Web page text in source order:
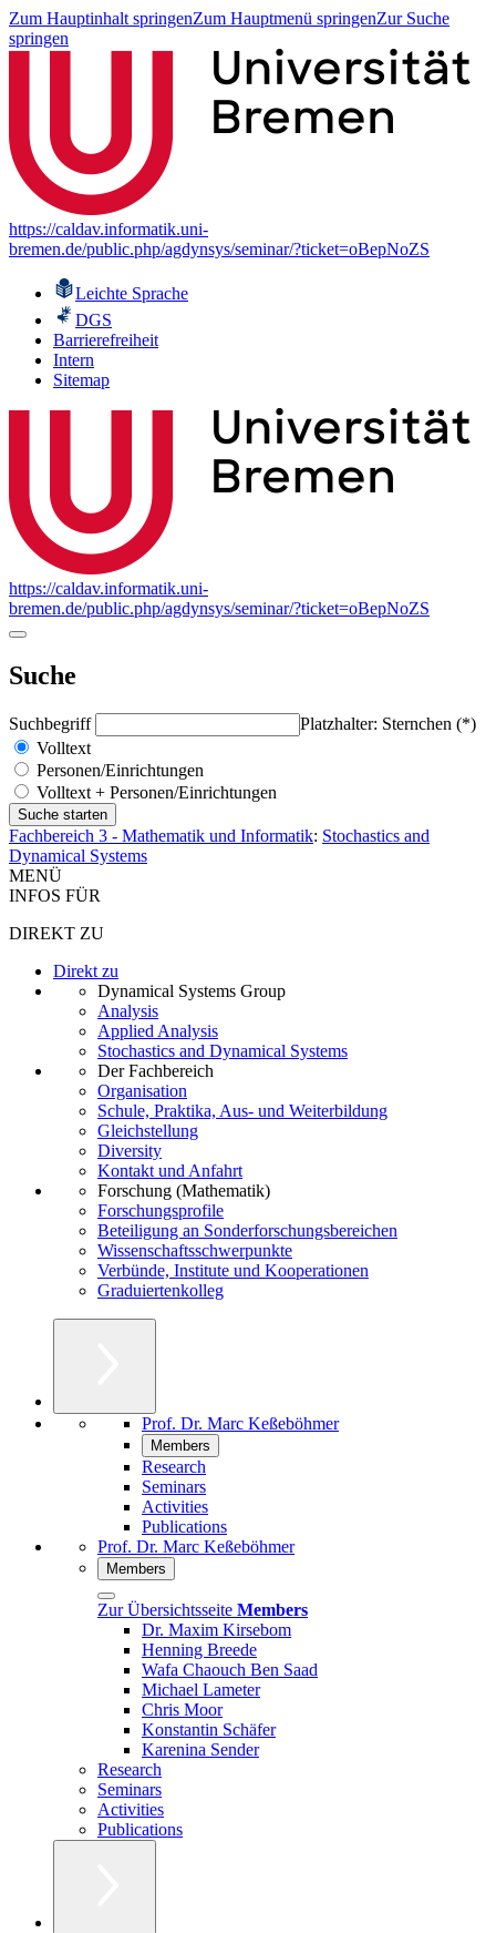
Zum Hauptinhalt springenZum Hauptmenü springenZur Suche
springen
https://caldav.informatik.uni-
bremen.de/public.php/agdynsys/seminar/?ticket=oBepNoZS
Leichte Sprache
DGS
Barrierefreiheit
Intern
Sitemap
https://caldav.informatik.uni-
bremen.de/public.php/agdynsys/seminar/?ticket=oBepNoZS
Suche
Suchbegriff
Platzhalter: Sternchen (*)
Volltext
Personen/Einrichtungen
Volltext + Personen/Einrichtungen
Fachbereich 3 - Mathematik und Informatik: Stochastics and
Dynamical Systems
MENÜ
INFOS FÜR
DIREKT ZU
Direkt zu
Dynamical Systems Group
Analysis
Applied Analysis
Stochastics and Dynamical Systems
Der Fachbereich
Organisation
Schule, Praktika, Aus- und Weiterbildung
Gleichstellung
Diversity
Kontakt und Anfahrt
Forschung (Mathematik)
Forschungsprofile
Beteiligung an Sonderforschungsbereichen
Wissenschaftsschwerpunkte
Verbünde, Institute und Kooperationen
Graduiertenkolleg
Prof. Dr. Marc Keßeböhmer
Members
Research
Seminars
Activities
Publications
Prof. Dr. Marc Keßeböhmer
Members
Zur Übersichtsseite Members
Dr. Maxim Kirsebom
Henning Breede
Wafa Chaouch Ben Saad
Michael Lameter
Chris Moor
Konstantin Schäfer
Karenina Sender
Research
Seminars
Activities
Publications